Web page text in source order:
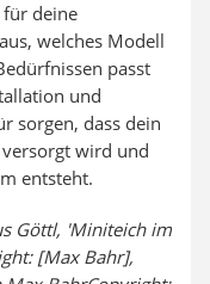
für deine
welches Modell
passt
und
sorgen, dass dein
wird und
entsteht.
Göttl, 'Miniteich im
[Max Bahr],